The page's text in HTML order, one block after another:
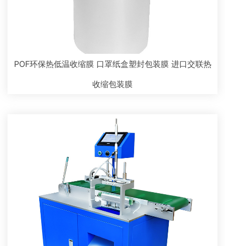
POF环保热低温收缩膜 口罩纸盒塑封包装膜 进口交联热
收缩包装膜